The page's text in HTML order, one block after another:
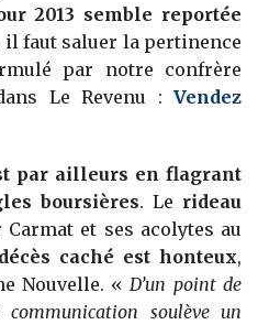
2013 semble reportée
il faut saluer la pertinence
par notre confrère
Le Revenu : Vendez
par ailleurs en flagrant
boursières. Le rideau
et ses acolytes au
caché est honteux,
Nouvelle. «D’un point de
soulève un